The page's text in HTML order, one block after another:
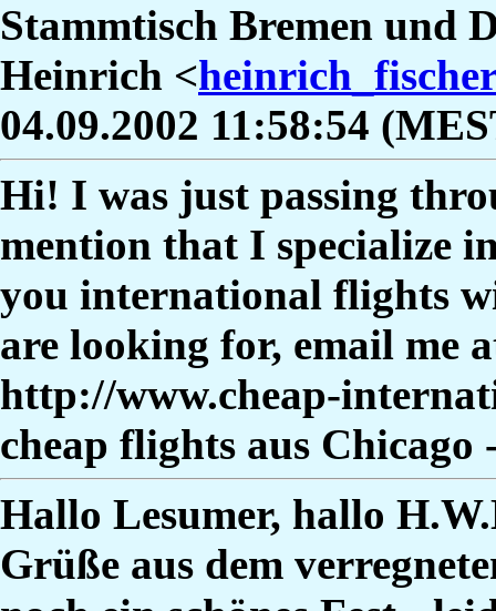
Stammtisch Bremen und
Heinrich <
04.09.2002 11:58:54
Hi! I was just passing
mention that I specialize
you international flights
are looking for, email me
http://www.cheap-
cheap flights aus Chicago
Hallo Lesumer, hallo
Grüße aus dem